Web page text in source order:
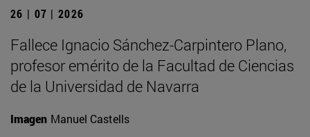
26 | 07 | 2026
Fallece Ignacio Sánchez-Carpintero Plano,
profesor emérito de la Facultad de Ciencias
de la Universidad de Navarra
Imagen Manuel Castells